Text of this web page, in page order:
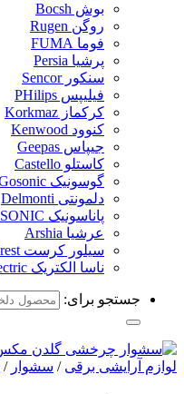
بوش Bocsh
روگن Rugen
فوما FUMA
پرشیا Persia
سنکور Sencor
فیلیپس PHilips
کرکماز Korkmaz
کنوود Kenwood
جیپاس Geepas
کاستلو Castello
گوسونیک Gosonic
دلمونتی Delmonti
پاناسونیک PANASONIC
عرشیا Arshia
سیلور کرست Silver Crest
ناسا الکتریک Nasa Electric
جستجو برای:
لوازم آرایشی برقی / سشوار /